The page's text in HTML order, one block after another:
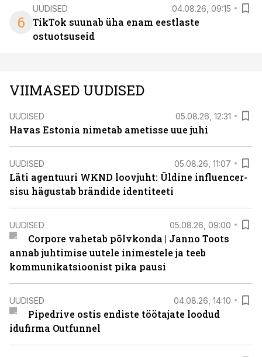
6
UUDISED 04.08.26, 09:15
TikTok suunab üha enam eestlaste
ostuotsuseid
VIIMASED UUDISED
UUDISED 05.08.26, 12:31
Havas Estonia nimetab ametisse uue juhi
UUDISED 05.08.26, 11:07
Läti agentuuri WKND loovjuht: Üldine influencer-
sisu hägustab brändide identiteeti
UUDISED 05.08.26, 09:00
Corpore vahetab põlvkonda | Janno Toots
annab juhtimise uutele inimestele ja teeb
kommunikatsioonist pika pausi
UUDISED 04.08.26, 14:10
Pipedrive ostis endiste töötajate loodud
idufirma Outfunnel